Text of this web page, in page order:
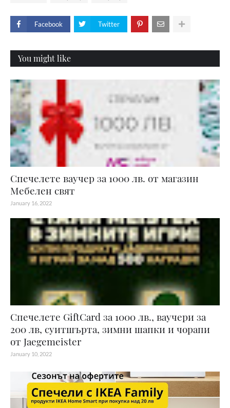
Facebook Twitter
You might like
Спечелете ваучер за 1000 лв. от магазин
Мебелен свят
January 16, 2022
Спечелете GiftCard за 1000 лв., ваучери за
200 лв, суитшърта, зимни шапки и чорапи
от Jaegemeister
January 10, 2022